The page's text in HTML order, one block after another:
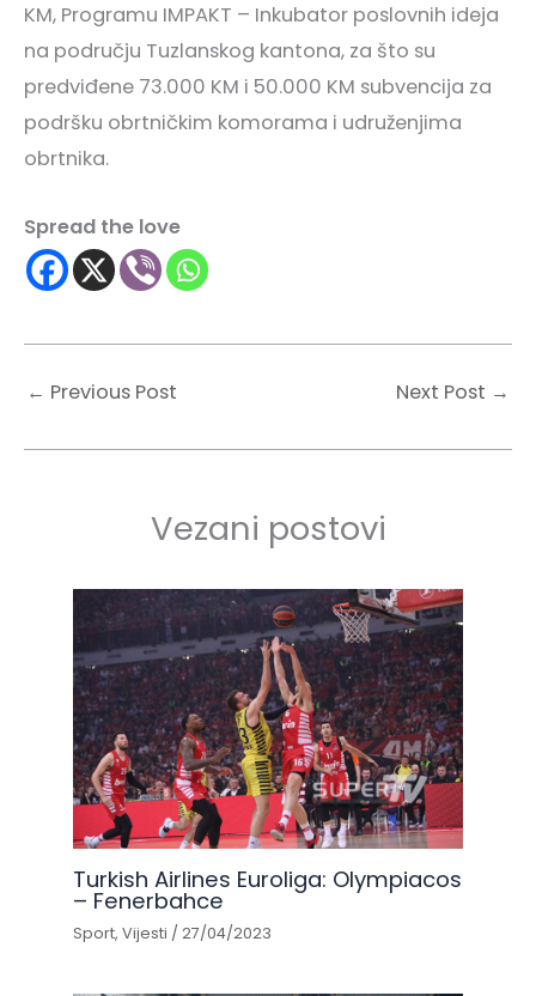
KM, Programu IMPAKT – Inkubator poslovnih ideja
na području Tuzlanskog kantona, za što su
predviđene 73.000 KM i 50.000 KM subvencija za
podršku obrtničkim komorama i udruženjima
obrtnika.
Spread the love
← Previous Post Next Post →
Vezani postovi
Turkish Airlines Euroliga: Olympiacos
– Fenerbahce
Sport,Vijesti /27/04/2023